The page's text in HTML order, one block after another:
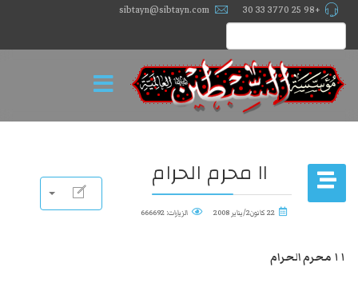
+98 25 3770 33 30
sibtayn@sibtayn.com
١١ محرم الحرام
22 كانون2/يناير 2008 الزيارات: 666692
١١ محرم الحرام